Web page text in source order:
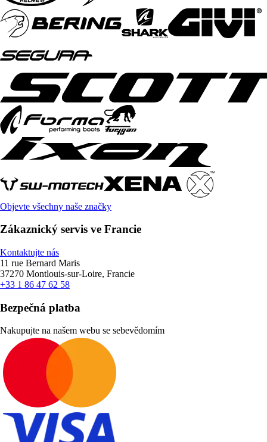
Objevte všechny naše značky
Zákaznický servis ve Francie
Kontaktujte nás
11 rue Bernard Maris
37270 Montlouis-sur-Loire, Francie
+33 1 86 47 62 58
Bezpečná platba
Nakupujte na našem webu se sebevědomím